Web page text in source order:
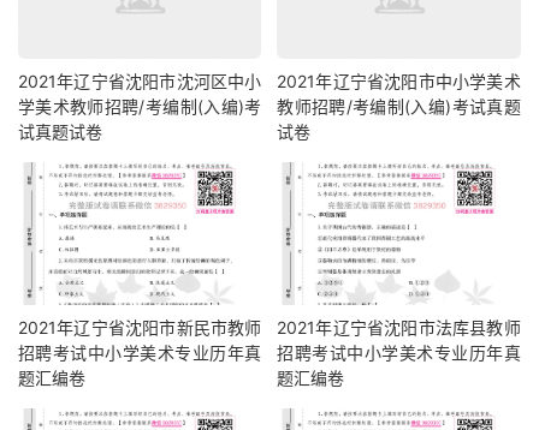
2021年辽宁省沈阳市沈河区中小
学美术教师招聘/考编制(入编)考
试真题试卷
2021年辽宁省沈阳市中小学美术
教师招聘/考编制(入编)考试真题
试卷
2021年辽宁省沈阳市新民市教师
招聘考试中小学美术专业历年真
题汇编卷
2021年辽宁省沈阳市法库县教师
招聘考试中小学美术专业历年真
题汇编卷